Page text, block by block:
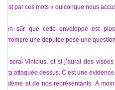
c’est par ces mots « quiconque nous
Bien sûr que cette enveloppe est
corrompre une députée pose une
Je serai Vinicius, et si j’aurai des
sera attaquée dessus. C’est une
système et de nos représentants. À